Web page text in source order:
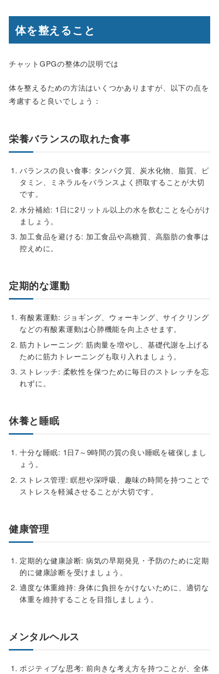
体を整えること
チャットGPGの整体の説明では
体を整えるための方法はいくつかありますが、以下の点を
考慮すると良いでしょう：
栄養バランスの取れた食事
バランスの良い食事: タンパク質、炭水化物、脂質、ビ
タミン、ミネラルをバランスよく摂取することが大切
です。
水分補給: 1日に2リットル以上の水を飲むことを心がけ
ましょう。
加工食品を避ける: 加工食品や高糖質、高脂肪の食事は
控えめに。
定期的な運動
有酸素運動: ジョギング、ウォーキング、サイクリング
などの有酸素運動は心肺機能を向上させます。
筋力トレーニング: 筋肉量を増やし、基礎代謝を上げる
ために筋力トレーニングも取り入れましょう。
ストレッチ: 柔軟性を保つために毎日のストレッチを忘
れずに。
休養と睡眠
十分な睡眠: 1日7～9時間の質の良い睡眠を確保しまし
ょう。
ストレス管理: 瞑想や深呼吸、趣味の時間を持つことで
ストレスを軽減させることが大切です。
健康管理
定期的な健康診断: 病気の早期発見・予防のために定期
的に健康診断を受けましょう。
適度な体重維持: 身体に負担をかけないために、適切な
体重を維持することを目指しましょう。
メンタルヘルス
ポジティブな思考: 前向きな考え方を持つことが、全体